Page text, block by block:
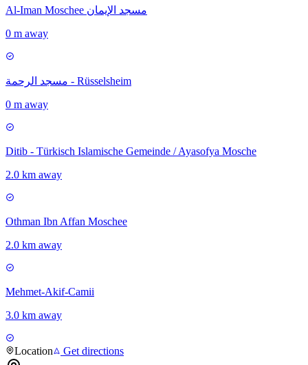
Al-Iman Moschee مسجد الإيمان
0 m away
مسجد الرحمة - Rüsselsheim
0 m away
Ditib - Türkisch Islamische Gemeinde / Ayasofya Mosche
2.0 km away
Othman Ibn Affan Moschee
2.0 km away
Mehmet-Akif-Camii
3.0 km away
Location Get directions